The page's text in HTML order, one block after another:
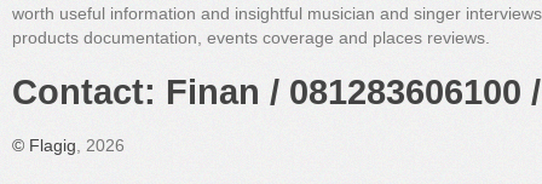
worth useful information and insightful musician and singer
products documentation, events coverage and places reviews.
Contact: Finan /
© Flagig , 2026